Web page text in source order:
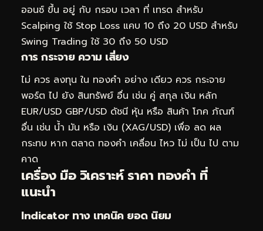
ออนซ์ ขึ้น อยู่ กับ กรอบ เวลา ที่ เทรด สำหรับ
Scalping ใช้ Stop Loss แคบ 10 ถึง 20 USD สำหรับ
Swing Trading ใช้ 30 ถึง 50 USD
การ กระจาย ความ เสี่ยง
ไม่ ควร ลงทุน ใน ทองคำ อย่าง เดียว ควร กระจาย
พอร์ต ไป ยัง สินทรัพย์ อื่น เช่น คู่ สกุล เงิน หลัก
EUR/USD GBP/USD ดัชนี หุ้น หรือ สินค้า โภค ภัณฑ์
อื่น เช่น น้ำ มัน หรือ เงิน (XAG/USD) เพื่อ ลด ผล
กระทบ หาก ตลาด ทองคำ เคลื่อน ไหว ไม่ เป็น ไป ตาม
คาด
เครื่อง มือ วิเคราะห์ ราคา ทองคำ ที่
แนะนำ
Indicator ทาง เทคนิค ยอด นิยม